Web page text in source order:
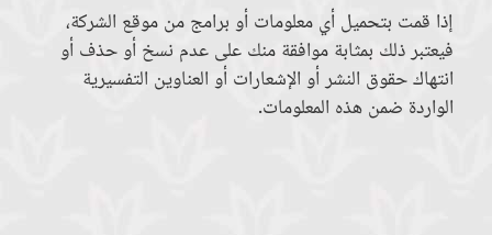
إذا قمت بتحميل أي معلومات أو برامج من موقع الشركة،
فيعتبر ذلك بمثابة موافقة منك على عدم نسخ أو حذف أو
انتهاك حقوق النشر أو الإشعارات أو العناوين التفسيرية
الواردة ضمن هذه المعلومات.